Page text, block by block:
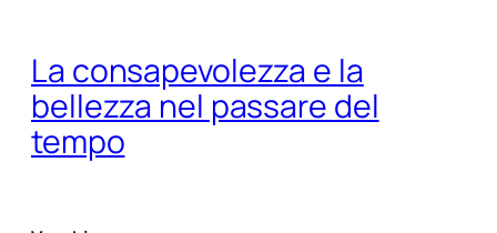
La consapevolezza e la
bellezza nel passare del
tempo